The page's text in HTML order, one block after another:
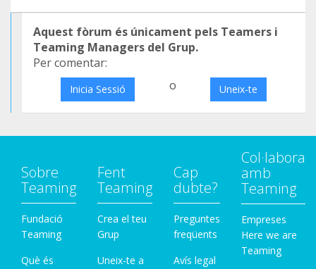
Aquest fòrum és únicament pels Teamers i
Teaming Managers del Grup.
Per comentar:
Inicia Sessió o Uneix-te
Sobre
Teaming
Fundació
Teaming
Què és
Fent
Teaming
Crea el teu
Grup
Uneix-te a
Cap
dubte?
Preguntes
freqüents
Avís legal
Col·labora
amb
Teaming
Empreses
Here we are
Teaming